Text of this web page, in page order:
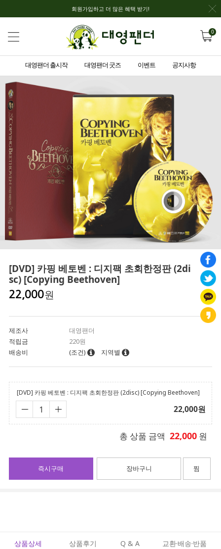
회원가입하고 더 많은 혜택 받기!
0
대영팬더 출시작 대영팬더 굿즈 이벤트 공지사항
[DVD] 카핑 베토벤 : 디지팩 초회한정판 (2di
sc) [Copying Beethoven]
22,000원
제조사
대영팬더
적립금
220원
배송비
(조건) 지역별
[DVD] 카핑 베토벤 : 디지팩 초회한정판 (2disc) [Copying Beethoven]
22,000원
총 상품 금액 22,000 원
장바구니
즉시구매 찜
상품상세 상품후기 Q & A 교환·배송·반품